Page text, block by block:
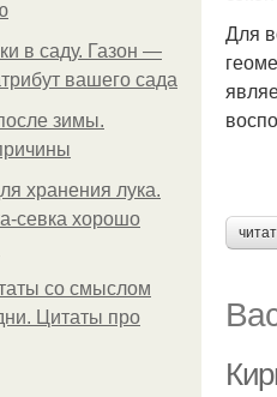
в саду. Газон —
вашего сада
зимы.
хранения лука.
севка хорошо
со смыслом
Цитаты про
Для